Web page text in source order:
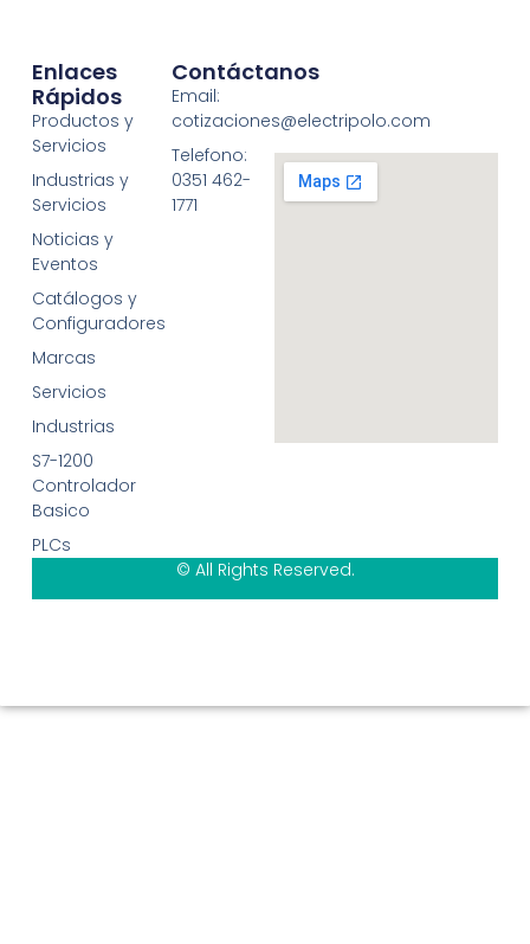
Enlaces
Rápidos
Productos y
Servicios
Industrias y
Servicios
Noticias y
Eventos
Catálogos y
Configuradores
Marcas
Servicios
Industrias
S7-1200
Controlador
Basico
PLCs
Contáctanos
Email:
cotizaciones@electripolo.com
Telefono:
0351 462-
1771
© All Rights Reserved.